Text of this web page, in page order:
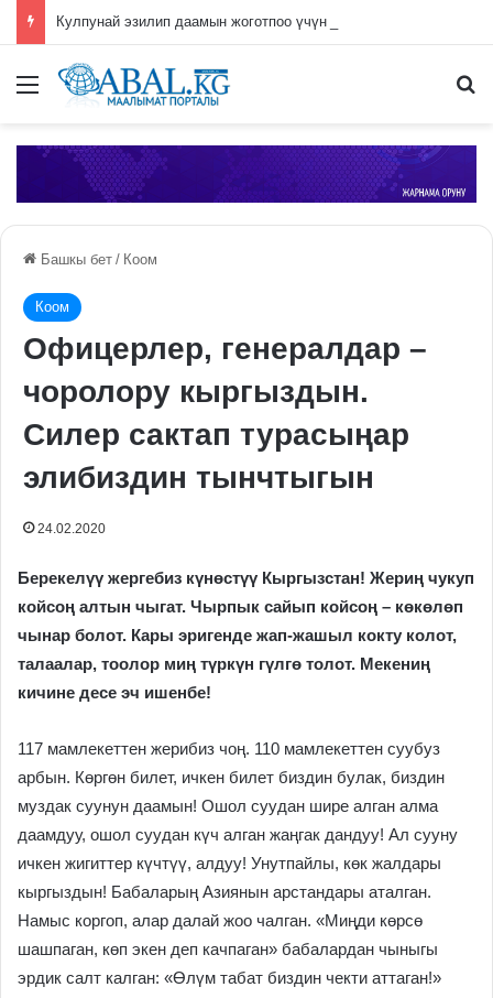
Меню
Башкы бет / Коом
Коом
Офицерлер, генералдар –
чоролору кыргыздын.
Силер сактап турасыңар
элибиздин тынчтыгын
24.02.2020
Берекелүү жергебиз күнөстүү Кыргызстан! Жериң чукуп
койсоң алтын чыгат. Чырпык сайып койсоң – көкөлөп
чынар болот. Кары эригенде жап-жашыл кокту колот,
талаалар, тоолор миң түркүн гүлгө толот. Мекениң
кичине десе эч ишенбе!
117 мамлекеттен жерибиз чоң. 110 мамлекеттен суубуз
арбын. Көргөн билет, ичкен билет биздин булак, биздин
муздак суунун даамын! Ошол суудан шире алган алма
даамдуу, ошол суудан күч алган жаңгак дандуу! Ал сууну
ичкен жигиттер күчтүү, алдуу! Унутпайлы, көк жалдары
кыргыздын! Бабаларың Азиянын арстандары аталган.
Намыс коргоп, алар далай жоо чалган. «Миңди көрсө
шашпаган, көп экен деп качпаган» бабалардан чыныгы
эрдик салт калган: «Өлүм табат биздин чекти аттаган!»